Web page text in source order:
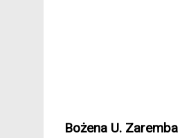
Bożena U. Zaremba